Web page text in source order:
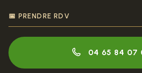
📅 PRENDRE RDV
04 65 84 07